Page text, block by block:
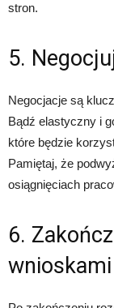
stron.
5.
Negocjacje są
Bądź elastyczny i
które będzie
Pamiętaj, że
osiągnięciach
6.
wnioskami